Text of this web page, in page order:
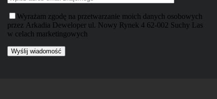
Wyrażam zgodę na przetwarzanie moich danych osobowych
przez Arkadia Deweloper ul. Nowy Rynek 4 62-002 Suchy Las
w celach marketingowych